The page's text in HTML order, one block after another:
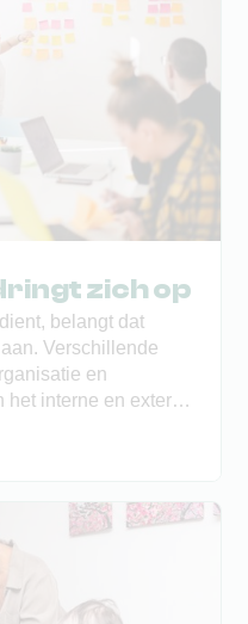
zich op
belangt dat
Verschillende
en
interne en externe
Maar het geheel
vanuit een
coördineert, dringt